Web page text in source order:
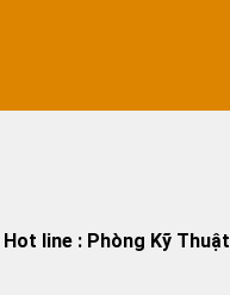
Hot line : Phòng Kỹ Thuật